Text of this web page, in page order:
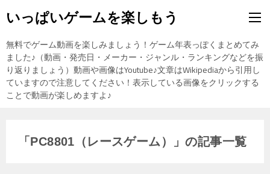
いっぱいゲームを楽しもう
無料でゲーム動画を楽しみましょう！ゲーム年表っぽくまとめてみ
ました♪（動画・発売日・メーカー・ジャンル・ランキングなどを振
り返りましょう）動画や画像はYoutube♪文章はWikipediaから引用し
ていますので注意してください！表示している画像をクリックする
ことで動画が楽しめますよ♪
「PC8801（レースゲーム）」の記事一覧